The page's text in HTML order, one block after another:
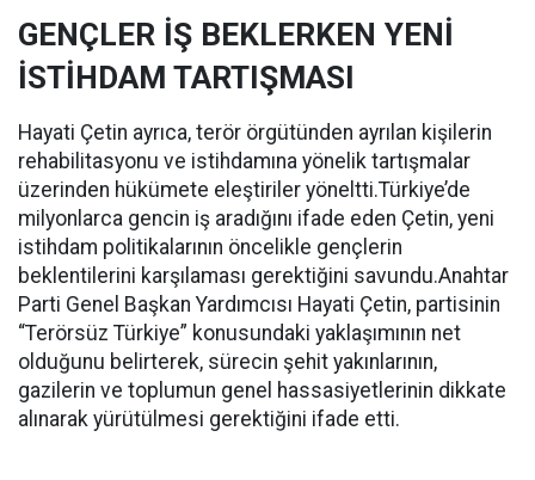
GENÇLER İŞ BEKLERKEN YENİ
İSTİHDAM TARTIŞMASI
Hayati Çetin ayrıca, terör örgütünden ayrılan kişilerin
rehabilitasyonu ve istihdamına yönelik tartışmalar
üzerinden hükümete eleştiriler yöneltti.Türkiye’de
milyonlarca gencin iş aradığını ifade eden Çetin, yeni
istihdam politikalarının öncelikle gençlerin
beklentilerini karşılaması gerektiğini savundu.Anahtar
Parti Genel Başkan Yardımcısı Hayati Çetin, partisinin
“Terörsüz Türkiye” konusundaki yaklaşımının net
olduğunu belirterek, sürecin şehit yakınlarının,
gazilerin ve toplumun genel hassasiyetlerinin dikkate
alınarak yürütülmesi gerektiğini ifade etti.